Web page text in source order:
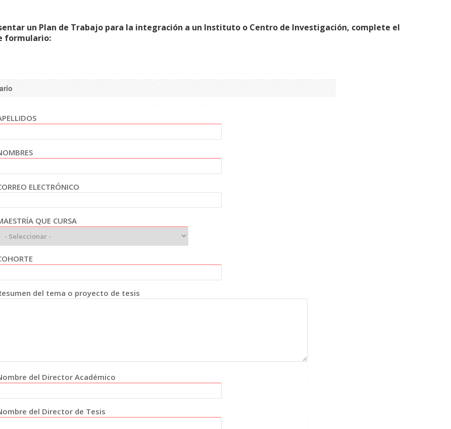
un Plan de Trabajo para la integración a un Instituto o Centro de Investigación, complete el
formulario:
ELECTRÓNICO
QUE CURSA
del tema o proyecto de tesis
del Director Académico
del Director de Tesis